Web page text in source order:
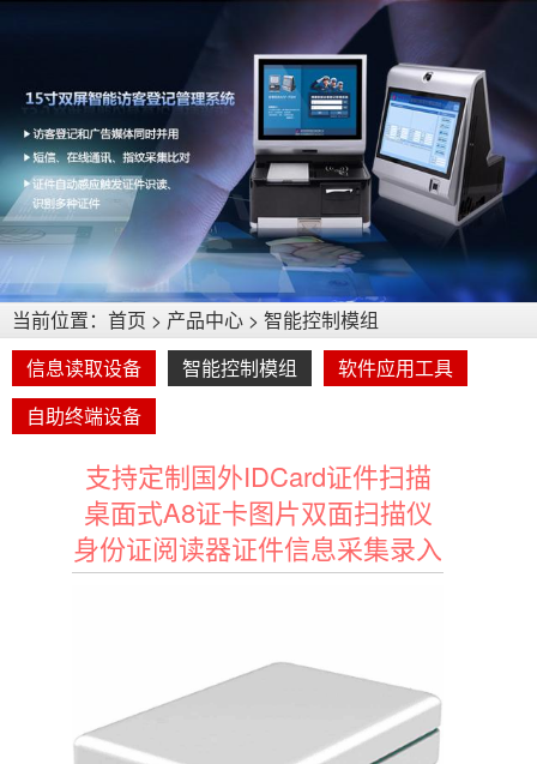
当前位置： 首页 > 产品中心 > 智能控制模组
信息读取设备
智能控制模组
软件应用工具
自助终端设备
支持定制国外IDCard证件扫描
桌面式A8证卡图片双面扫描仪
身份证阅读器证件信息采集录入